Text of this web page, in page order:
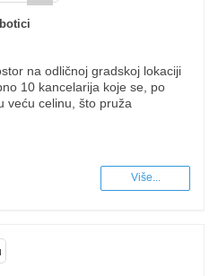
na odličnoj gradskoj lokaciji
10 kancelarija koje se, po
veću celinu, što pruža
Više...